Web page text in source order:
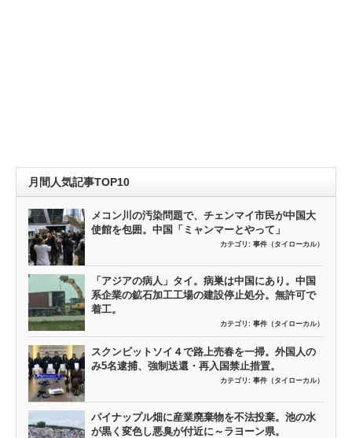
月間人気記事TOP10
メコン川の汚染問題で、チェンマイ市民が中国大
使館を包囲。中国「ミャンマーとやって」
カテゴリ: 事件（タイローカル）
「アジアの病人」タイ。病巣は中国にあり。中国
系企業の鉱石加工工場の建設停止処分。無許可で
着工。
カテゴリ: 事件（タイローカル）
スクンビットソイ４で路上売春を一掃。外国人の
み5名逮捕、強制送還・再入国禁止措置。
カテゴリ: 事件（タイローカル）
パイナップル畑に産業廃棄物を不法投棄。池の水
が黒く変色し悪臭が付近に～ラヨーン県。